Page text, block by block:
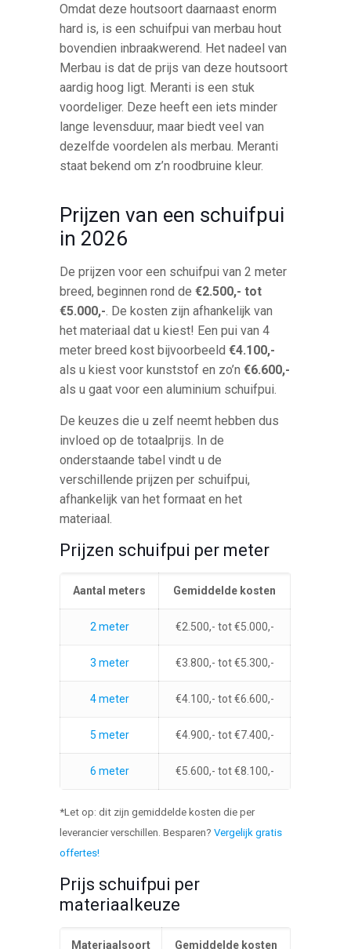
Omdat deze houtsoort daarnaast enorm
hard is, is een schuifpui van merbau hout
bovendien inbraakwerend. Het nadeel van
Merbau is dat de prijs van deze houtsoort
aardig hoog ligt. Meranti is een stuk
voordeliger. Deze heeft een iets minder
lange levensduur, maar biedt veel van
dezelfde voordelen als merbau. Meranti
staat bekend om z’n roodbruine kleur.
Prijzen van een schuifpui
in 2026
De prijzen voor een schuifpui van 2 meter
breed, beginnen rond de€2.500,- tot
€5.000,- . De kosten zijn afhankelijk van
het materiaal dat u kiest! Een pui van 4
meter breed kost bijvoorbeeld€4.100,-
als u kiest voor kunststof en zo’n€6.600,-
als u gaat voor een aluminium schuifpui.
De keuzes die u zelf neemt hebben dus
invloed op de totaalprijs. In de
onderstaande tabel vindt u de
verschillende prijzen per schuifpui,
afhankelijk van het formaat en het
materiaal.
Prijzen schuifpui per meter
Aantal meters Gemiddelde kosten
2 meter €2.500,- tot €5.000,-
3 meter €3.800,- tot €5.300,-
4 meter €4.100,- tot €6.600,-
5 meter €4.900,- tot €7.400,-
6 meter €5.600,- tot €8.100,-
*Let op: dit zijn gemiddelde kosten die per
leverancier verschillen. Besparen?Vergelijk gratis
offertes!
Prijs schuifpui per
materiaalkeuze
Materiaalsoort Gemiddelde kosten